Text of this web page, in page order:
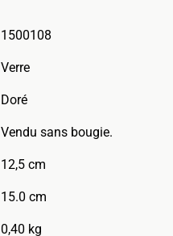
1500108
Verre
Doré
Vendu sans bougie.
12,5 cm
15.0 cm
0,40 kg